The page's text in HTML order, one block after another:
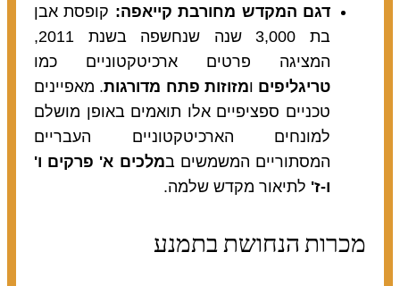
דגם המקדש מחורבת קייאפה:קופסת אבן
בת 3,000 שנה שנחשפה בשנת 2011,
המציגה פרטים ארכיטקטוניים כמו
טריגליפיםומזוזות פתח מדורגות. מאפיינים
טכניים ספציפיים אלו תואמים באופן מושלם
למונחים הארכיטקטוניים העבריים
המסתוריים המשמשים במלכים א' פרקים ו'
ו-ז'לתיאור מקדש שלמה.
מכרות הנחושת בתמנע